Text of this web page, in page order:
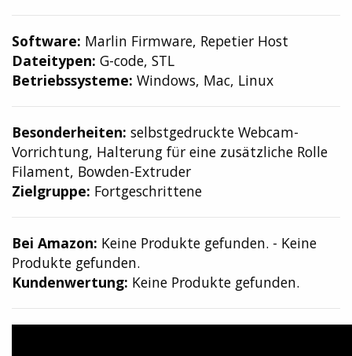
Software: Marlin Firmware, Repetier Host
Dateitypen: G-code, STL
Betriebssysteme: Windows, Mac, Linux
Besonderheiten: selbstgedruckte Webcam-
Vorrichtung, Halterung für eine zusätzliche Rolle
Filament, Bowden-Extruder
Zielgruppe: Fortgeschrittene
Bei Amazon: Keine Produkte gefunden. - Keine
Produkte gefunden.
Kundenwertung: Keine Produkte gefunden.